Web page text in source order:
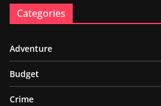
Categories
Adventure
Budget
Crime